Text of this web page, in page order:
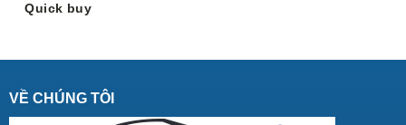
Quick buy
VỀ CHÚNG TÔI